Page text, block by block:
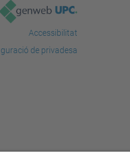
Accessibilitat
de privadesa